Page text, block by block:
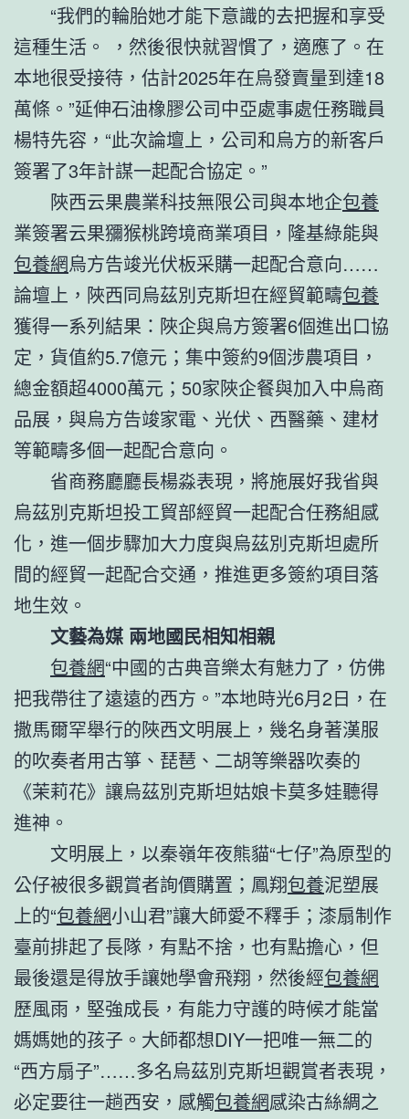
“我們的輪胎她才能下意識的去把握和享受
這種生活。 ，然後很快就習慣了，適應了。在
本地很受接待，估計2025年在烏發賣量到達18
萬條。”延伸石油橡膠公司中亞處事處任務職員
楊特先容，“此次論壇上，公司和烏方的新客戶
簽署了3年計謀一起配合協定。”
陜西云果農業科技無限公司與本地企包養
業簽署云果獼猴桃跨境商業項目，隆基綠能與
包養網烏方告竣光伏板采購一起配合意向……
論壇上，陜西同烏茲別克斯坦在經貿範疇包養
獲得一系列結果：陜企與烏方簽署6個進出口協
定，貨值約5.7億元；集中簽約9個涉農項目，
總金額超4000萬元；50家陜企餐與加入中烏商
品展，與烏方告竣家電、光伏、西醫藥、建材
等範疇多個一起配合意向。
省商務廳廳長楊淼表現，將施展好我省與
烏茲別克斯坦投工貿部經貿一起配合任務組感
化，進一個步驟加大力度與烏茲別克斯坦處所
間的經貿一起配合交通，推進更多簽約項目落
地生效。
文藝為媒 兩地國民相知相親
包養網“中國的古典音樂太有魅力了，仿佛
把我帶往了遠遠的西方。”本地時光6月2日，在
撒馬爾罕舉行的陜西文明展上，幾名身著漢服
的吹奏者用古箏、琵琶、二胡等樂器吹奏的
《茉莉花》讓烏茲別克斯坦姑娘卡莫多娃聽得
進神。
文明展上，以秦嶺年夜熊貓“七仔”為原型的
公仔被很多觀賞者詢價購置；鳳翔包養泥塑展
上的“包養網小山君”讓大師愛不釋手；漆扇制作
臺前排起了長隊，有點不捨，也有點擔心，但
最後還是得放手讓她學會飛翔，然後經包養網
歷風雨，堅強成長，有能力守護的時候才能當
媽媽她的孩子。大師都想DIY一把唯一無二的
“西方扇子”……多名烏茲別克斯坦觀賞者表現，
必定要往一趟西安，感觸包養網感染古絲綢之